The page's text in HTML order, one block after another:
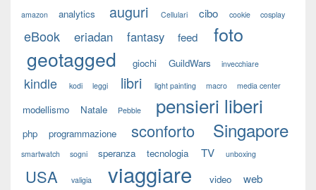
amazon analytics auguri Cellulari cibo cookie cosplay
eBook eriadan fantasy feed foto
geotagged giochi GuildWars invecchiare
kindle kodi leggi libri light painting macro media center
modellismo Natale Pebble pensieri liberi
php programmazione sconforto Singapore
smartwatch sogni speranza tecnologia TV unboxing
USA valigia viaggiare video web